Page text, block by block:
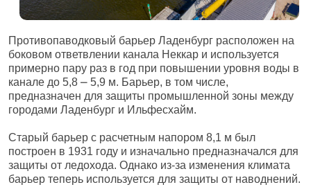
Противопаводковый барьер Ладенбург расположен на
боковом ответвлении канала Неккар и используется
примерно пару раз в год при повышении уровня воды в
канале до 5,8 ⎼ 5,9 м. Барьер, в том числе,
предназначен для защиты промышленной зоны между
городами Ладенбург и Ильфесхайм.
Старый барьер с расчетным напором 8,1 м был
построен в 1931 году и изначально предназначался для
защиты от ледохода. Однако из-за изменения климата
барьер теперь используется для защиты от наводнений.